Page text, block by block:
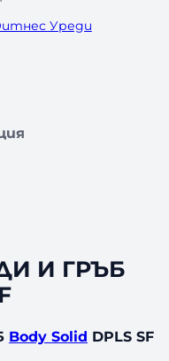
Уреди
И ГРЪБ
Body Solid DPLS SF